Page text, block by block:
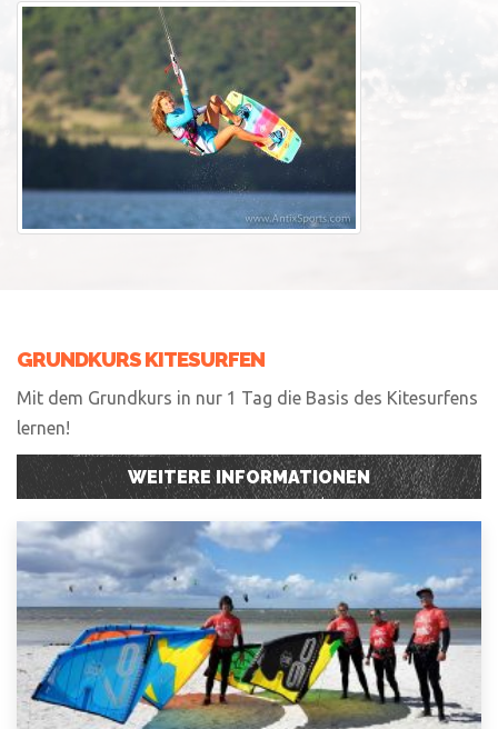
GRUNDKURS KITESURFEN
Mit dem Grundkurs in nur 1 Tag die Basis des Kitesurfens
lernen!
WEITERE INFORMATIONEN